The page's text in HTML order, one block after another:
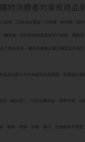
物消費者均享有商品
試用；3C商品如電腦、印表機、耗材類（碳粉
購買後一經拆封使用或安裝恕不退換，購買前
之理由退貨。購買前請務必確認機型是否為您
品收訖起十天內為退換貨保證期，若超過此期
態（無拆封），包括主要商品、使用手冊、註
、磨損、擦傷、刮傷、髒汙、包裝破損不完整